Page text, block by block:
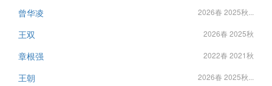
曾华凌 2026春 2025秋...
王双 2026春 2025秋
章根强 2022春 2021秋
王朝 2026春 2025秋...